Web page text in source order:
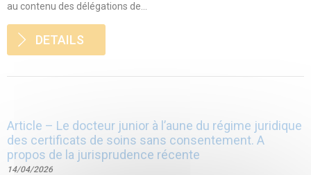
au contenu des délégations de...
DETAILS
Article – Le docteur junior à l’aune du régime juridique
des certificats de soins sans consentement. A
propos de la jurisprudence récente
14/04/2026